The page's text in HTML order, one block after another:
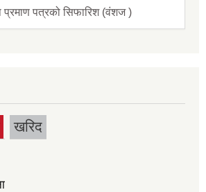
प्रमाण पत्रको सिफारिश (वंशज )
खरिद